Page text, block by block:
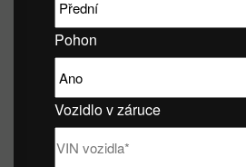
Pohon
Vozidlo v záruce